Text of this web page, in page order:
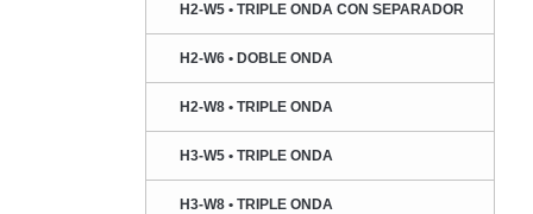
H2-W5 • TRIPLE ONDA CON SEPARADOR
H2-W6 • DOBLE ONDA
H2-W8 • TRIPLE ONDA
H3-W5 • TRIPLE ONDA
H3-W8 • TRIPLE ONDA